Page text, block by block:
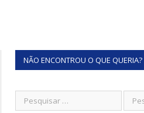
NÃO ENCONTROU O QUE QUERIA?